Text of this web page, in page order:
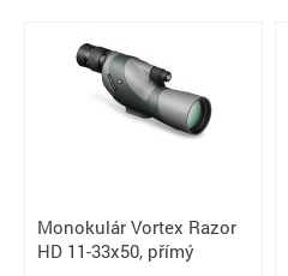
Monokulár Vortex Razor
HD 11-33x50, přímý